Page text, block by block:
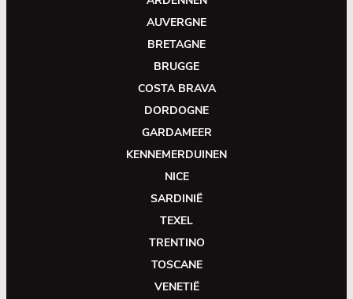
AUVERGNE
BRETAGNE
BRUGGE
COSTA BRAVA
DORDOGNE
GARDAMEER
KENNEMERDUINEN
NICE
SARDINIË
TEXEL
TRENTINO
TOSCANE
VENETIË